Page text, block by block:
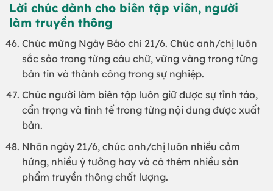
Lời chúc dành cho biên tập viên, người
làm truyền thông
Chúc mừng Ngày Báo chí 21/6. Chúc anh/chị luôn
sắc sảo trong từng câu chữ, vững vàng trong từng
bản tin và thành công trong sự nghiệp.
Chúc người làm biên tập luôn giữ được sự tỉnh táo,
cẩn trọng và tinh tế trong từng nội dung được xuất
bản.
Nhân ngày 21/6, chúc anh/chị luôn nhiều cảm
hứng, nhiều ý tưởng hay và có thêm nhiều sản
phẩm truyền thông chất lượng.